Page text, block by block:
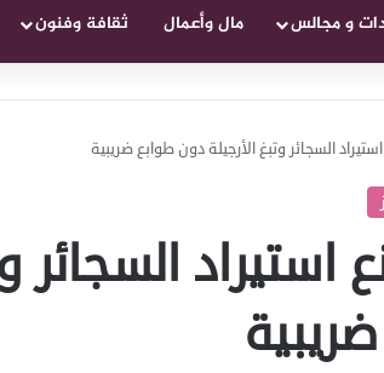
و مجالس مال وأعمال ثقافة وفنون
السجائر وتبغ الأرجيلة دون طوابع ضريبية
استيراد السجائر